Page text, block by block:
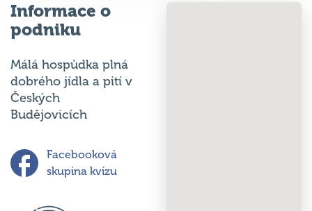
Informace o
podniku
Málá hospůdka plná
dobrého jídla a pití v
Českých
Budějovicích
Facebooková
skupina kvízu